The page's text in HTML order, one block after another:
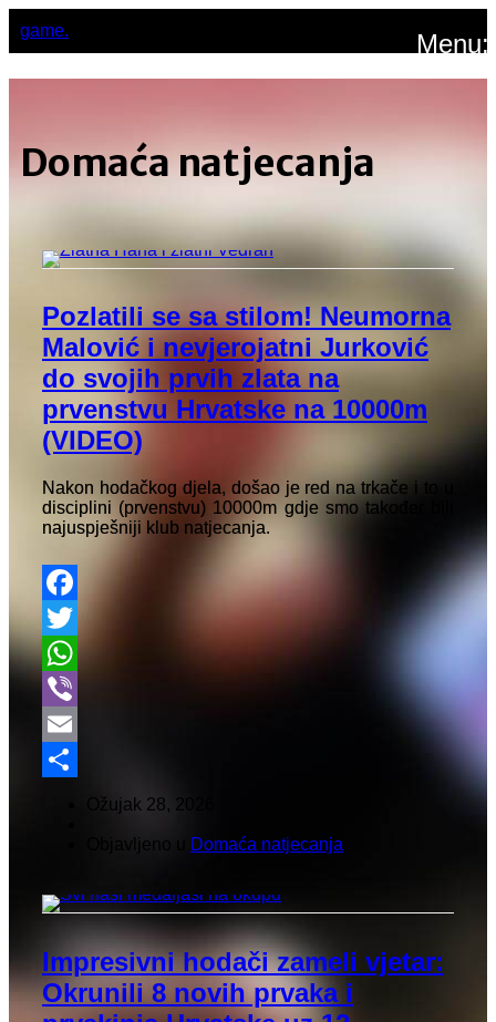
game. Menu:
Domaća natjecanja
Pozlatili se sa stilom! Neumorna
Malović i nevjerojatni Jurković
do svojih prvih zlata na
prvenstvu Hrvatske na 10000m
(VIDEO)
Nakon hodačkog djela, došao je red na trkače i to u
disciplini (prvenstvu) 10000m gdje smo također bili
najuspješniji klub natjecanja.
Facebook
Twitter
WhatsApp
Viber
Email
Ožujak 28, 2026
Objavljeno u Domaća natjecanja
Impresivni hodači zameli vjetar:
Okrunili 8 novih prvaka i